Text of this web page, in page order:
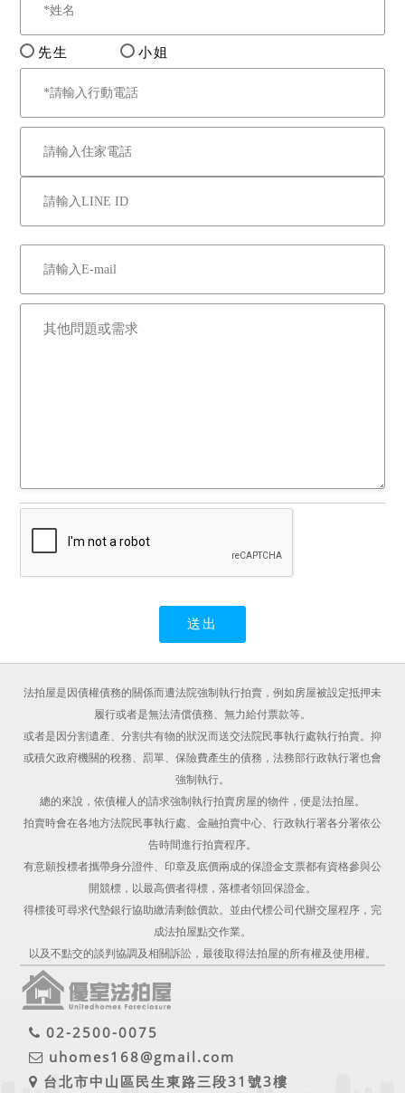
先生 小姐
法拍屋是因債權債務的關係而遭法院強制執行拍賣，例如房屋被設定抵押未
履行或者是無法清償債務、無力給付票款等。
或者是因分割遺產、分割共有物的狀況而送交法院民事執行處執行拍賣。抑
或積欠政府機關的稅務、罰單、保險費產生的債務，法務部行政執行署也會
強制執行。
總的來說，依債權人的請求強制執行拍賣房屋的物件，便是法拍屋。
拍賣時會在各地方法院民事執行處、金融拍賣中心、行政執行署各分署依公
告時間進行拍賣程序。
有意願投標者攜帶身分證件、印章及底價兩成的保證金支票都有資格參與公
開競標，以最高價者得標，落標者領回保證金。
得標後可尋求代墊銀行協助繳清剩餘價款。並由代標公司代辦交屋程序，完
成法拍屋點交作業。
以及不點交的談判協調及相關訴訟，最後取得法拍屋的所有權及使用權。
02-2500-0075
uhomes168@gmail.com
台北市中山區民生東路三段31號3樓